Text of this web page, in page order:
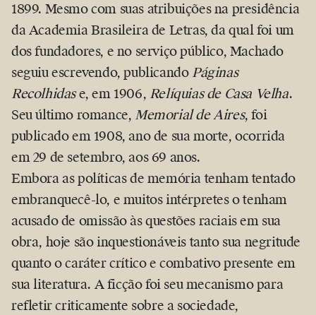
1899. Mesmo com suas atribuições na presidência
da Academia Brasileira de Letras, da qual foi um
dos fundadores, e no serviço público, Machado
seguiu escrevendo, publicando Páginas
Recolhidase, em 1906, Relíquias de Casa Velha.
Seu último romance, Memorial de Aires, foi
publicado em 1908, ano de sua morte, ocorrida
em 29 de setembro, aos 69 anos.
Embora as políticas de memória tenham tentado
embranquecê-lo, e muitos intérpretes o tenham
acusado de omissão às questões raciais em sua
obra, hoje são inquestionáveis tanto sua negritude
quanto o caráter crítico e combativo presente em
sua literatura. A ficção foi seu mecanismo para
refletir criticamente sobre a sociedade,